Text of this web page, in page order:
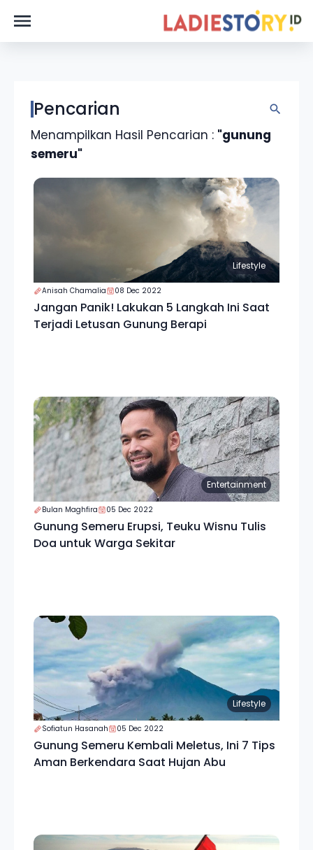
Pencarian
Menampilkan Hasil Pencarian : "gunung
semeru"
Lifestyle
Anisah Chamalia 08 Dec 2022
Jangan Panik! Lakukan 5 Langkah Ini Saat
Terjadi Letusan Gunung Berapi
Entertainment
Bulan Maghfira 05 Dec 2022
Gunung Semeru Erupsi, Teuku Wisnu Tulis
Doa untuk Warga Sekitar
Lifestyle
Sofiatun Hasanah 05 Dec 2022
Gunung Semeru Kembali Meletus, Ini 7 Tips
Aman Berkendara Saat Hujan Abu